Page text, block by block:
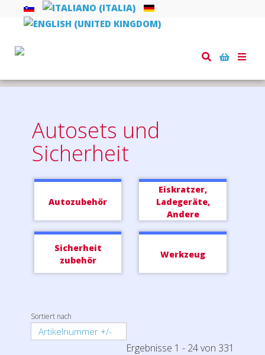
Toggle
Autosets und
Sicherheit
Autozubehör
Eiskratzer,
Ladegeräte,
Andere
Sicherheit
zubehör
Werkzeug
Sortiert nach
Artikelnummer +/-
Ergebnisse 1 - 24 von 331